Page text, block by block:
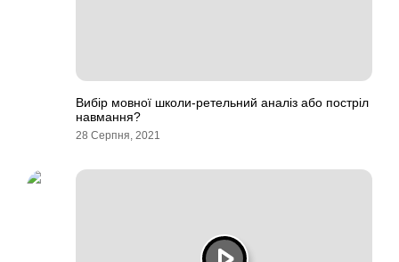
Вибір мовної школи-ретельний аналіз або постріл
навмання?
28 Серпня, 2021